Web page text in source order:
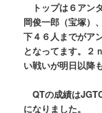
トップは６アン
岡俊一郎（宝塚）
下４６人までがア
となってます。２
い戦いが明日以降
QTの成績は
になりました。